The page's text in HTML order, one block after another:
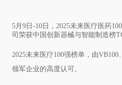
5月9日-10日，2025未来医疗医药
司荣获中国创新器械与智能制造榜
2025未来医疗100强榜单，由VB100、
领军企业的高度认可。